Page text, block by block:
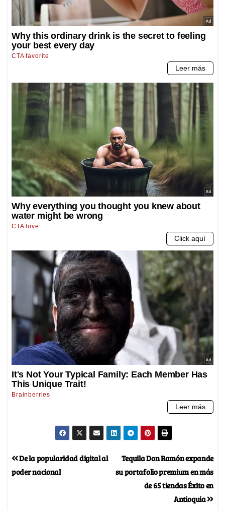
Tequila Don Ramón expande
su portafolio premium en más
de 65 tiendas Éxito en
Antioquia
De la popularidad digital al
poder nacional